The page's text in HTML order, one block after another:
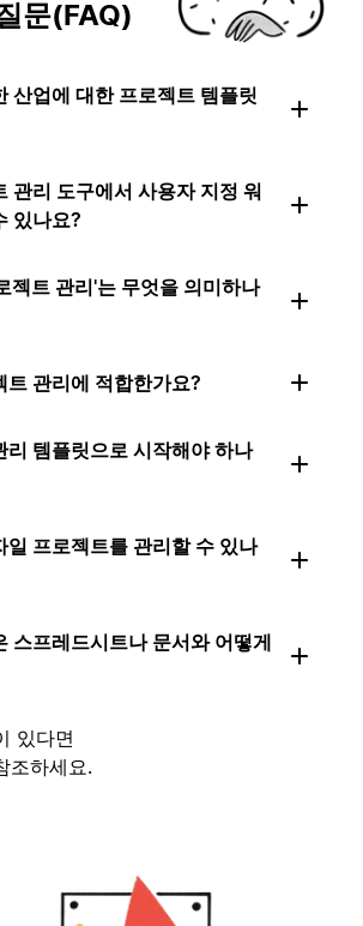
문(FAQ)
산업에 대한 프로젝트 템플릿
관리 도구에서 사용자 지정 워
있나요?
젝트 관리'는 무엇을 의미하나
관리에 적합한가요?
리 템플릿으로 시작해야 하나
프로젝트를 관리할 수 있나
스프레드시트나 문서와 어떻게
있다면
조하세요.